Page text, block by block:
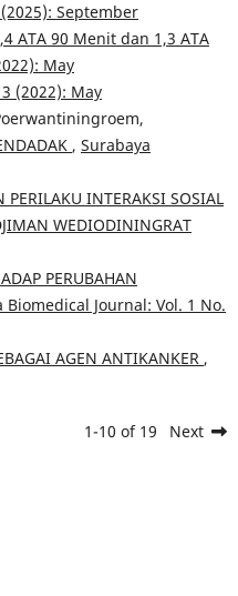
September
ATA 90 Menit dan 1,3 ATA
May
(2022): May
, Surabaya
PERILAKU INTERAKSI SOSIAL
WEDIODININGRAT
PERUBAHAN
Biomedical Journal: Vol. 1 No.
AGEN ANTIKANKER ,
1-10 of 19 Next